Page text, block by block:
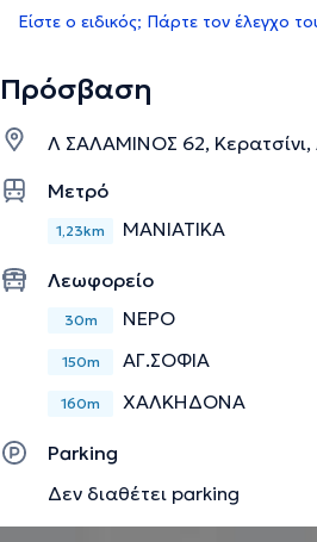
Είστε ο ειδικός; Πάρτε τον έλεγχο
Πρόσβαση
Λ ΣΑΛΑΜΙΝΟΣ 62, Κερατσίνι,
Μετρό
1,23km ΜΑΝΙΑΤΙΚΑ
Λεωφορείο
30m ΝΕΡΟ
150m ΑΓ.ΣΟΦΙΑ
160m ΧΑΛΚΗΔΟΝΑ
Parking
Δεν διαθέτει parking